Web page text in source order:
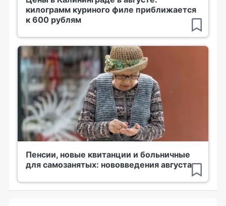
килограмм куриного филе приближается
к 600 рублям
Пенсии, новые квитанции и больничные
для самозанятых: нововведения августа